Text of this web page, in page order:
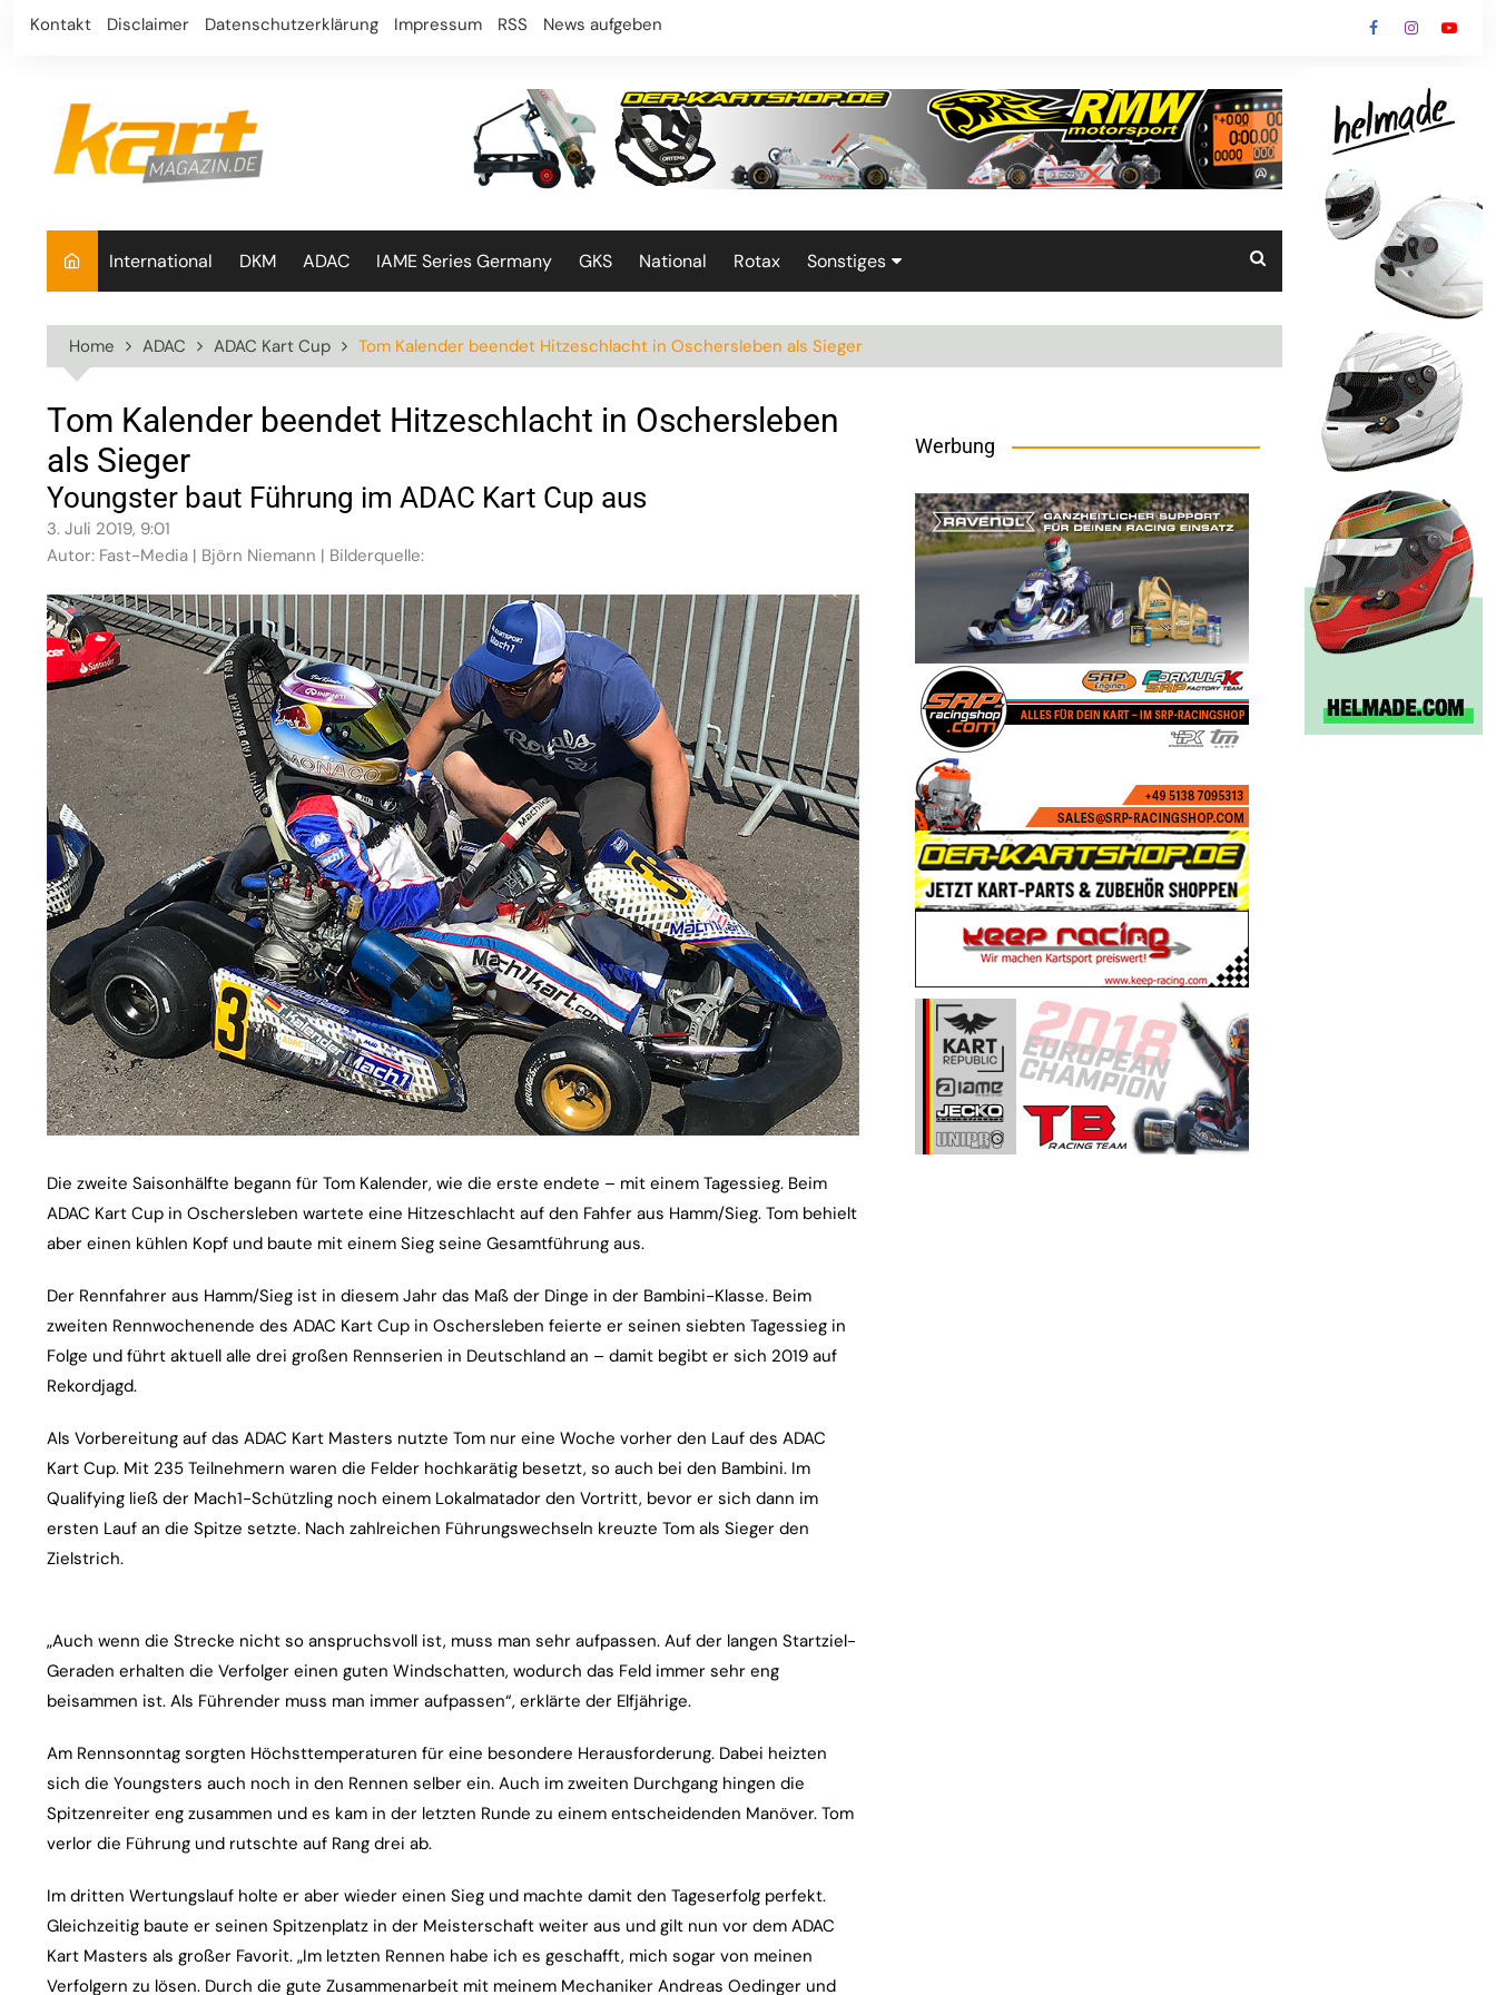
Skip
Kontakt Disclaimer Datenschutzerklärung Impressum RSS News aufgeben
International DKM ADAC IAME Series Germany GKS National Rotax Sonstiges
Home ADAC ADAC Kart Cup Tom Kalender beendet Hitzeschlacht in Oschersleben als Sieger
Tom Kalender beendet Hitzeschlacht in Oschersleben
als Sieger
Youngster baut Führung im ADAC Kart Cup aus
3. Juli 2019, 9:01
Autor: Fast-Media | Björn Niemann | Bilderquelle:
Die zweite Saisonhälfte begann für Tom Kalender, wie die erste endete – mit einem Tagessieg. Beim
ADAC Kart Cup in Oschersleben wartete eine Hitzeschlacht auf den Fahfer aus Hamm/Sieg. Tom behielt
aber einen kühlen Kopf und baute mit einem Sieg seine Gesamtführung aus.
Der Rennfahrer aus Hamm/Sieg ist in diesem Jahr das Maß der Dinge in der Bambini-Klasse. Beim
zweiten Rennwochenende des ADAC Kart Cup in Oschersleben feierte er seinen siebten Tagessieg in
Folge und führt aktuell alle drei großen Rennserien in Deutschland an – damit begibt er sich 2019 auf
Rekordjagd.
Als Vorbereitung auf das ADAC Kart Masters nutzte Tom nur eine Woche vorher den Lauf des ADAC
Kart Cup. Mit 235 Teilnehmern waren die Felder hochkarätig besetzt, so auch bei den Bambini. Im
Qualifying ließ der Mach1-Schützling noch einem Lokalmatador den Vortritt, bevor er sich dann im
ersten Lauf an die Spitze setzte. Nach zahlreichen Führungswechseln kreuzte Tom als Sieger den
Zielstrich.
„Auch wenn die Strecke nicht so anspruchsvoll ist, muss man sehr aufpassen. Auf der langen Startziel-
Geraden erhalten die Verfolger einen guten Windschatten, wodurch das Feld immer sehr eng
beisammen ist. Als Führender muss man immer aufpassen“, erklärte der Elfjährige.
Am Rennsonntag sorgten Höchsttemperaturen für eine besondere Herausforderung. Dabei heizten
sich die Youngsters auch noch in den Rennen selber ein. Auch im zweiten Durchgang hingen die
Spitzenreiter eng zusammen und es kam in der letzten Runde zu einem entscheidenden Manöver. Tom
verlor die Führung und rutschte auf Rang drei ab.
Im dritten Wertungslauf holte er aber wieder einen Sieg und machte damit den Tageserfolg perfekt.
Gleichzeitig baute er seinen Spitzenplatz in der Meisterschaft weiter aus und gilt nun vor dem ADAC
Kart Masters als großer Favorit. „Im letzten Rennen habe ich es geschafft, mich sogar von meinen
Verfolgern zu lösen. Durch die gute Zusammenarbeit mit meinem Mechaniker Andreas Oedinger und
Werbung